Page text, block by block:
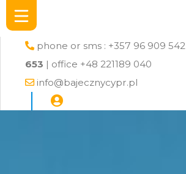
phone or sms : +357 96 909 542
653 | office +48 221189 040
info@bajecznycypr.pl